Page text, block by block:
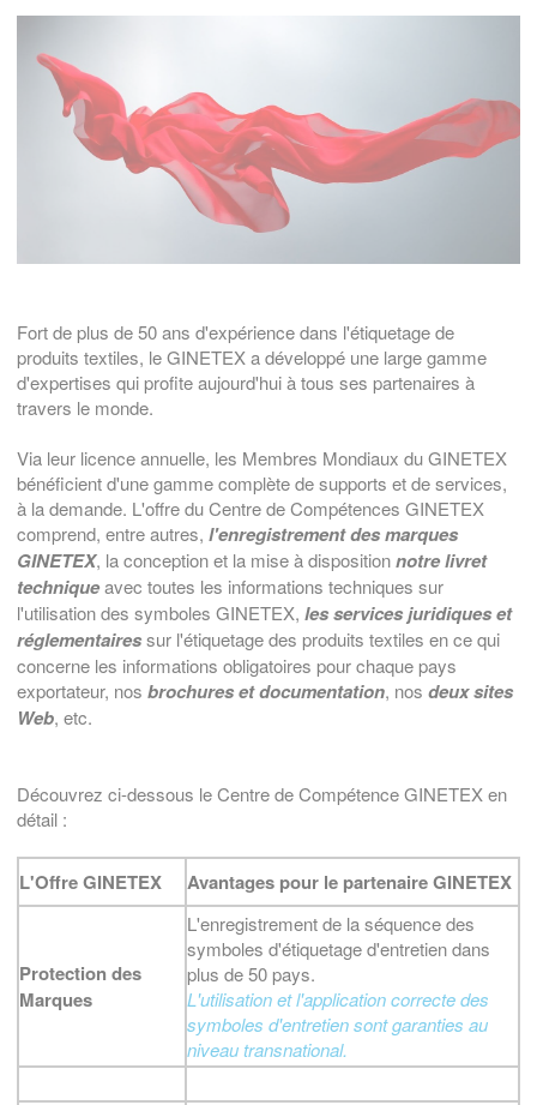
Fort de plus de 50 ans d'expérience dans l'étiquetage de
produits textiles, le GINETEX a développé une large gamme
d'expertises qui profite aujourd'hui à tous ses partenaires à
travers le monde.
Via leur licence annuelle, les Membres Mondiaux du GINETEX
bénéficient d'une gamme complète de supports et de services,
à la demande. L'offre du Centre de Compétences GINETEX
comprend, entre autres, l'enregistrement des marques
GINETEX, la conception et la mise à dispositionnotre livret
techniqueavec toutes les informations techniques sur
l'utilisation des symboles GINETEX, les services juridiques et
réglementairessur l'étiquetage des produits textiles en ce qui
concerne les informations obligatoires pour chaque pays
exportateur, nos brochures et documentation, nos deux sites
Web, etc.
Découvrez ci-dessous le Centre de Compétence GINETEX en
détail :
L'Offre GINETEX Avantages pour le partenaire GINETEX
Protection des
Marques
L'enregistrement de la séquence des
symboles d'étiquetage d'entretien dans
plus de 50 pays.
L'utilisation et l'application correcte des
symboles d'entretien sont garanties au
niveau transnational.